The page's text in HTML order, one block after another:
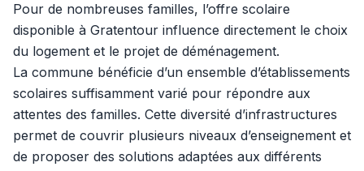
Pour de nombreuses familles, l’offre scolaire
disponible à Gratentour influence directement le choix
du logement et le projet de déménagement.
La commune bénéficie d’un ensemble d’établissements
scolaires suffisamment varié pour répondre aux
attentes des familles. Cette diversité d’infrastructures
permet de couvrir plusieurs niveaux d’enseignement et
de proposer des solutions adaptées aux différents